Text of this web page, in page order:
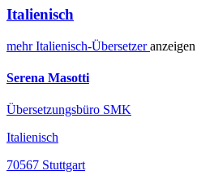
Italienisch
mehrItalienisch-Übersetzeranzeigen
Serena Masotti
Übersetzungsbüro SMK
Italienisch
70567 Stuttgart